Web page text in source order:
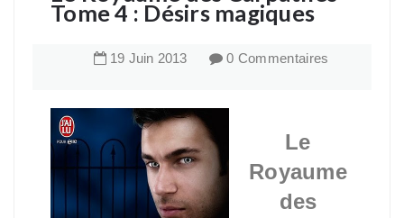
Tome 4 : Désirs magiques
19 Juin 2013 0 Commentaires
Le
Royaume
des